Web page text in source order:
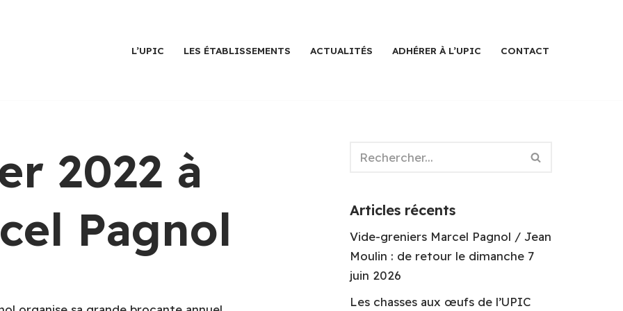
L’UPIC LES ÉTABLISSEMENTS ACTUALITÉS ADHÉRER À L’UPIC CONTACT
2022 à
Pagnol
Articles récents
Vide-greniers Marcel Pagnol / Jean
Moulin : de retour le dimanche 7
juin 2026
Les chasses aux œufs de l’UPIC